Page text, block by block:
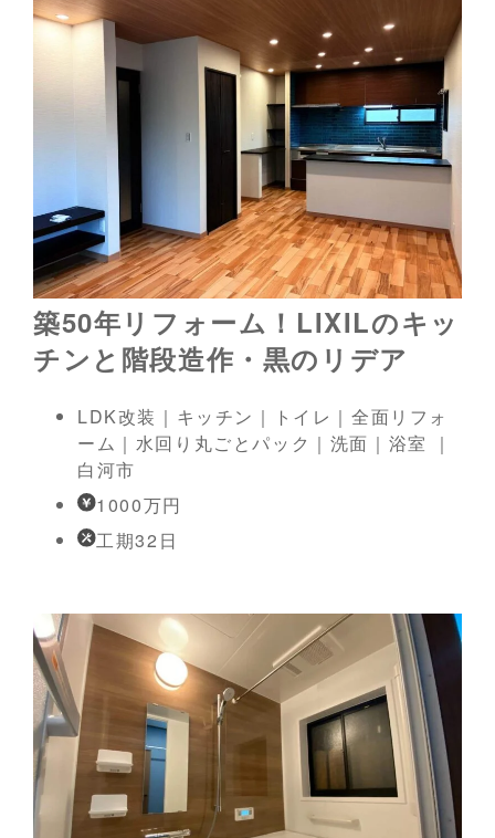
築50年リフォーム！LIXILのキッ
チンと階段造作・黒のリデア
LDK改装｜キッチン｜トイレ｜全面リフォ
ーム｜水回り丸ごとパック｜洗面｜浴室 ｜
白河市
1000万円
工期32日